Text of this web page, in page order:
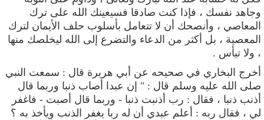
وجاهد نفسك ، فإذا كنت صادقا فسيعينك الله على ترك
المعاصي ، وأنصحك أن لا تتعامل بأسلوب حلف الأيمان لترك
المعصية ، بل أكثر من الدعاء والتضرع إلى الله ليخلصك منها
، ولا تيأس .
أخرج البخاري في صحيحه عن أبي هريرة قال : سمعت النبي
صلى الله عليه وسلم قال : " إن عبدا أصاب ذنبا وربما قال
أذنب ذنبا ، فقال : رب أذنبت ذنبا - وربما قال أصبت - فاغفر
لي ، فقال ربه : أعلم عبدي أن له ربا يغفر الذنب ويأخذ به ؟